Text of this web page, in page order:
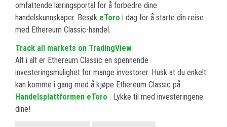
omfattende læringsportal for å forbedre dine
handelskunnskaper. Besøk eToro i dag for å starte din reise
med Ethereum Classic-handel.
Track all markets on TradingView
Alt i alt er Ethereum Classic en spennende
investeringsmulighet for mange investorer. Husk at du enkelt
kan komme i gang med å kjøpe Ethereum Classic på
Handelsplattformen eToro . Lykke til med investeringene
dine!